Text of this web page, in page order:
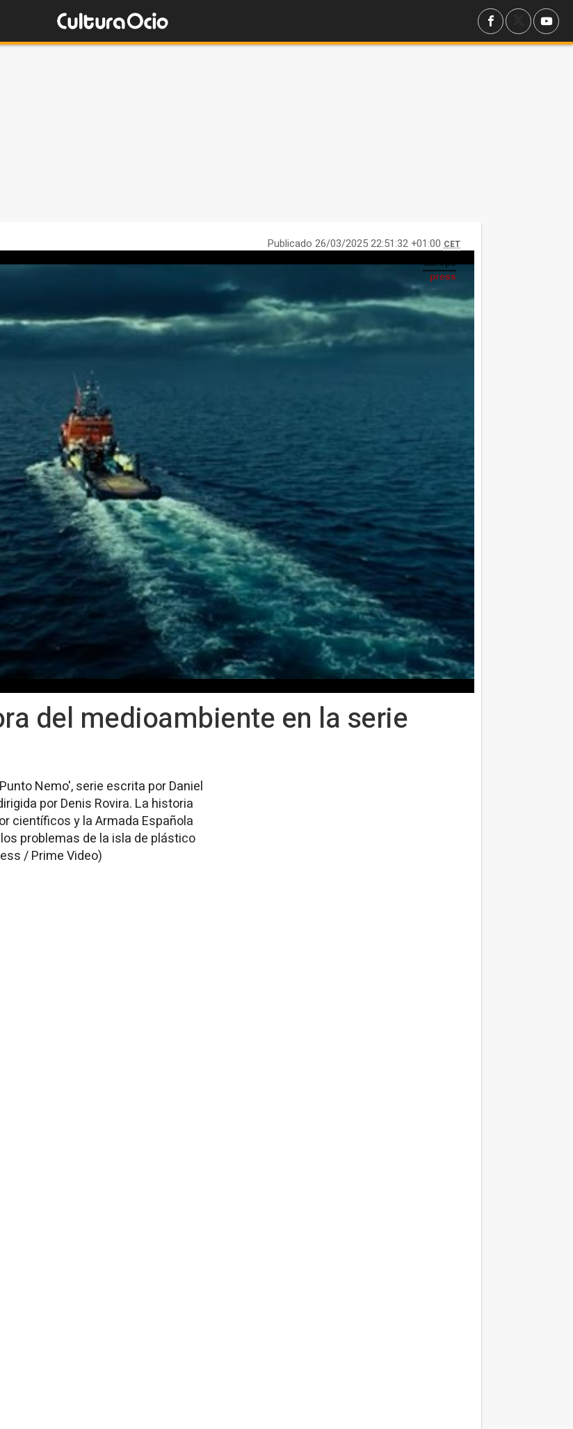
Publicado 26/03/2025 22:51:32 +01:00 CET
del medioambiente en la serie
Nemo', serie escrita por Daniel
por Denis Rovira. La historia
científicos y la Armada Española
problemas de la isla de plástico
/ Prime Video)